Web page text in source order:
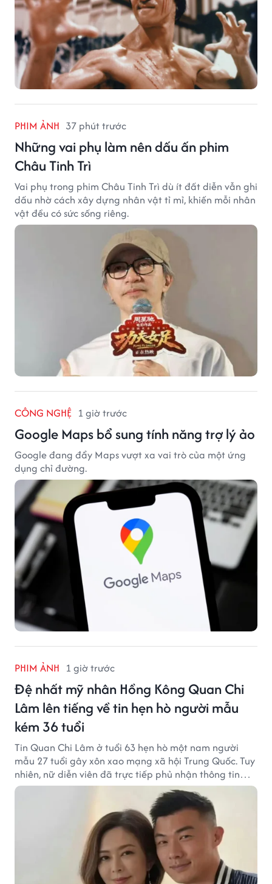
PHIM ẢNH 37 phút trước
Những vai phụ làm nên dấu ấn phim
Châu Tinh Trì
Vai phụ trong phim Châu Tinh Trì dù ít đất diễn vẫn ghi
dấu nhờ cách xây dựng nhân vật tỉ mỉ, khiến mỗi nhân
vật đều có sức sống riêng.
CÔNG NGHỆ 1 giờ trước
Google Maps bổ sung tính năng trợ lý ảo
Google đang đẩy Maps vượt xa vai trò của một ứng
dụng chỉ đường.
PHIM ẢNH 1 giờ trước
Đệ nhất mỹ nhân Hồng Kông Quan Chi
Lâm lên tiếng về tin hẹn hò người mẫu
kém 36 tuổi
Tin Quan Chi Lâm ở tuổi 63 hẹn hò một nam người
mẫu 27 tuổi gây xôn xao mạng xã hội Trung Quốc. Tuy
nhiên, nữ diễn viên đã trực tiếp phủ nhận thông tin
này.